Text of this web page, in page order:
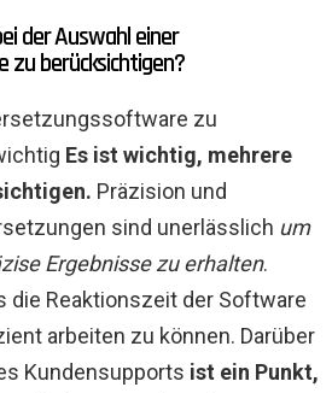
der Auswahl einer
berücksichtigen?
zu
Es ist wichtig, mehrere
Präzision und
sind unerlässlich um
Ergebnisse zu erhalten.
die Reaktionszeit der Software
arbeiten zu können. Darüber
Kundensupports ist ein Punkt,